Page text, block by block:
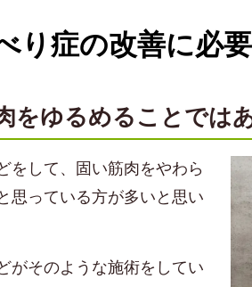
り症の改善に必
をゆるめることでは
をして、固い筋肉をやわら
思っている方が多いと思い
がそのような施術をしてい